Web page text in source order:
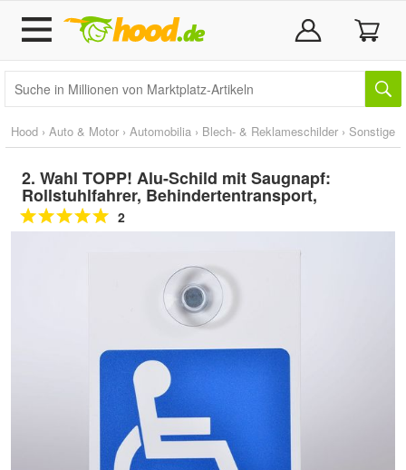
Hood › Auto & Motor › Automobilia › Blech- & Reklameschilder › Sonstige
2. Wahl TOPP! Alu-Schild mit Saugnapf:
Rollstuhlfahrer, Behindertentransport,
2